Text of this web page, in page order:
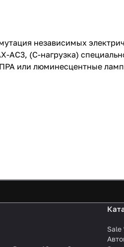
независимых
AC3, (C-нагрузка)
или люминесцентные
Sale